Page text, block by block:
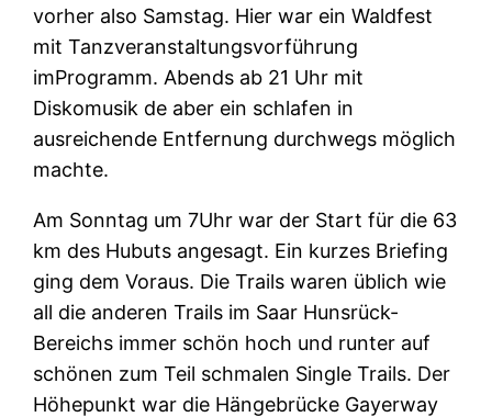
vorher also Samstag. Hier war ein Waldfest
mit Tanzveranstaltungsvorführung
imProgramm. Abends ab 21 Uhr mit
Diskomusik de aber ein schlafen in
ausreichende Entfernung durchwegs möglich
machte.
Am Sonntag um 7Uhr war der Start für die 63
km des Hubuts angesagt. Ein kurzes Briefing
ging dem Voraus. Die Trails waren üblich wie
all die anderen Trails im Saar Hunsrück-
Bereichs immer schön hoch und runter auf
schönen zum Teil schmalen Single Trails. Der
Höhepunkt war die Hängebrücke Gayerway